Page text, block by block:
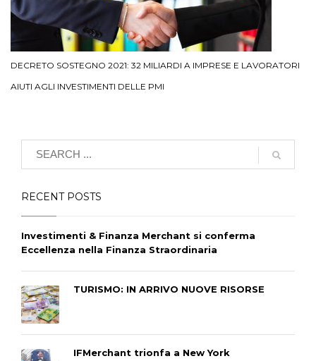
DECRETO SOSTEGNO 2021: 32 MILIARDI A IMPRESE E LAVORATORI
AIUTI AGLI INVESTIMENTI DELLE PMI
RECENT POSTS
Investimenti & Finanza Merchant si conferma
Eccellenza nella Finanza Straordinaria
TURISMO: IN ARRIVO NUOVE RISORSE
IFMerchant trionfa a New York